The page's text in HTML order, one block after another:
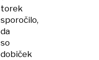
torek
sporočilo,
da
so
dobiček